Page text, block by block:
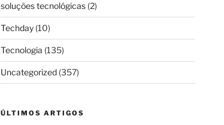
soluções tecnológicas(2)
Techday(10)
Tecnologia (135)
Uncategorized(357)
ÚLTIMOS ARTIGOS